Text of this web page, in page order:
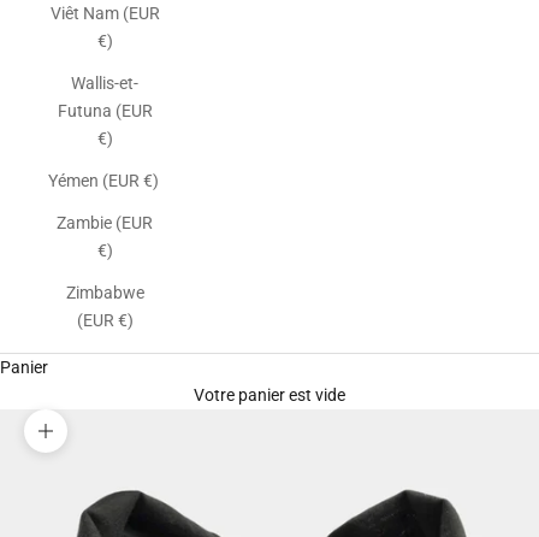
Viêt Nam (EUR
€)
Wallis-et-
Futuna (EUR
€)
Yémen (EUR €)
Zambie (EUR
€)
Zimbabwe
(EUR €)
Panier
Votre panier est vide
Zoomer sur l'image